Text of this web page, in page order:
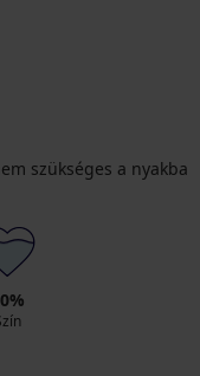
szükséges a nyakba